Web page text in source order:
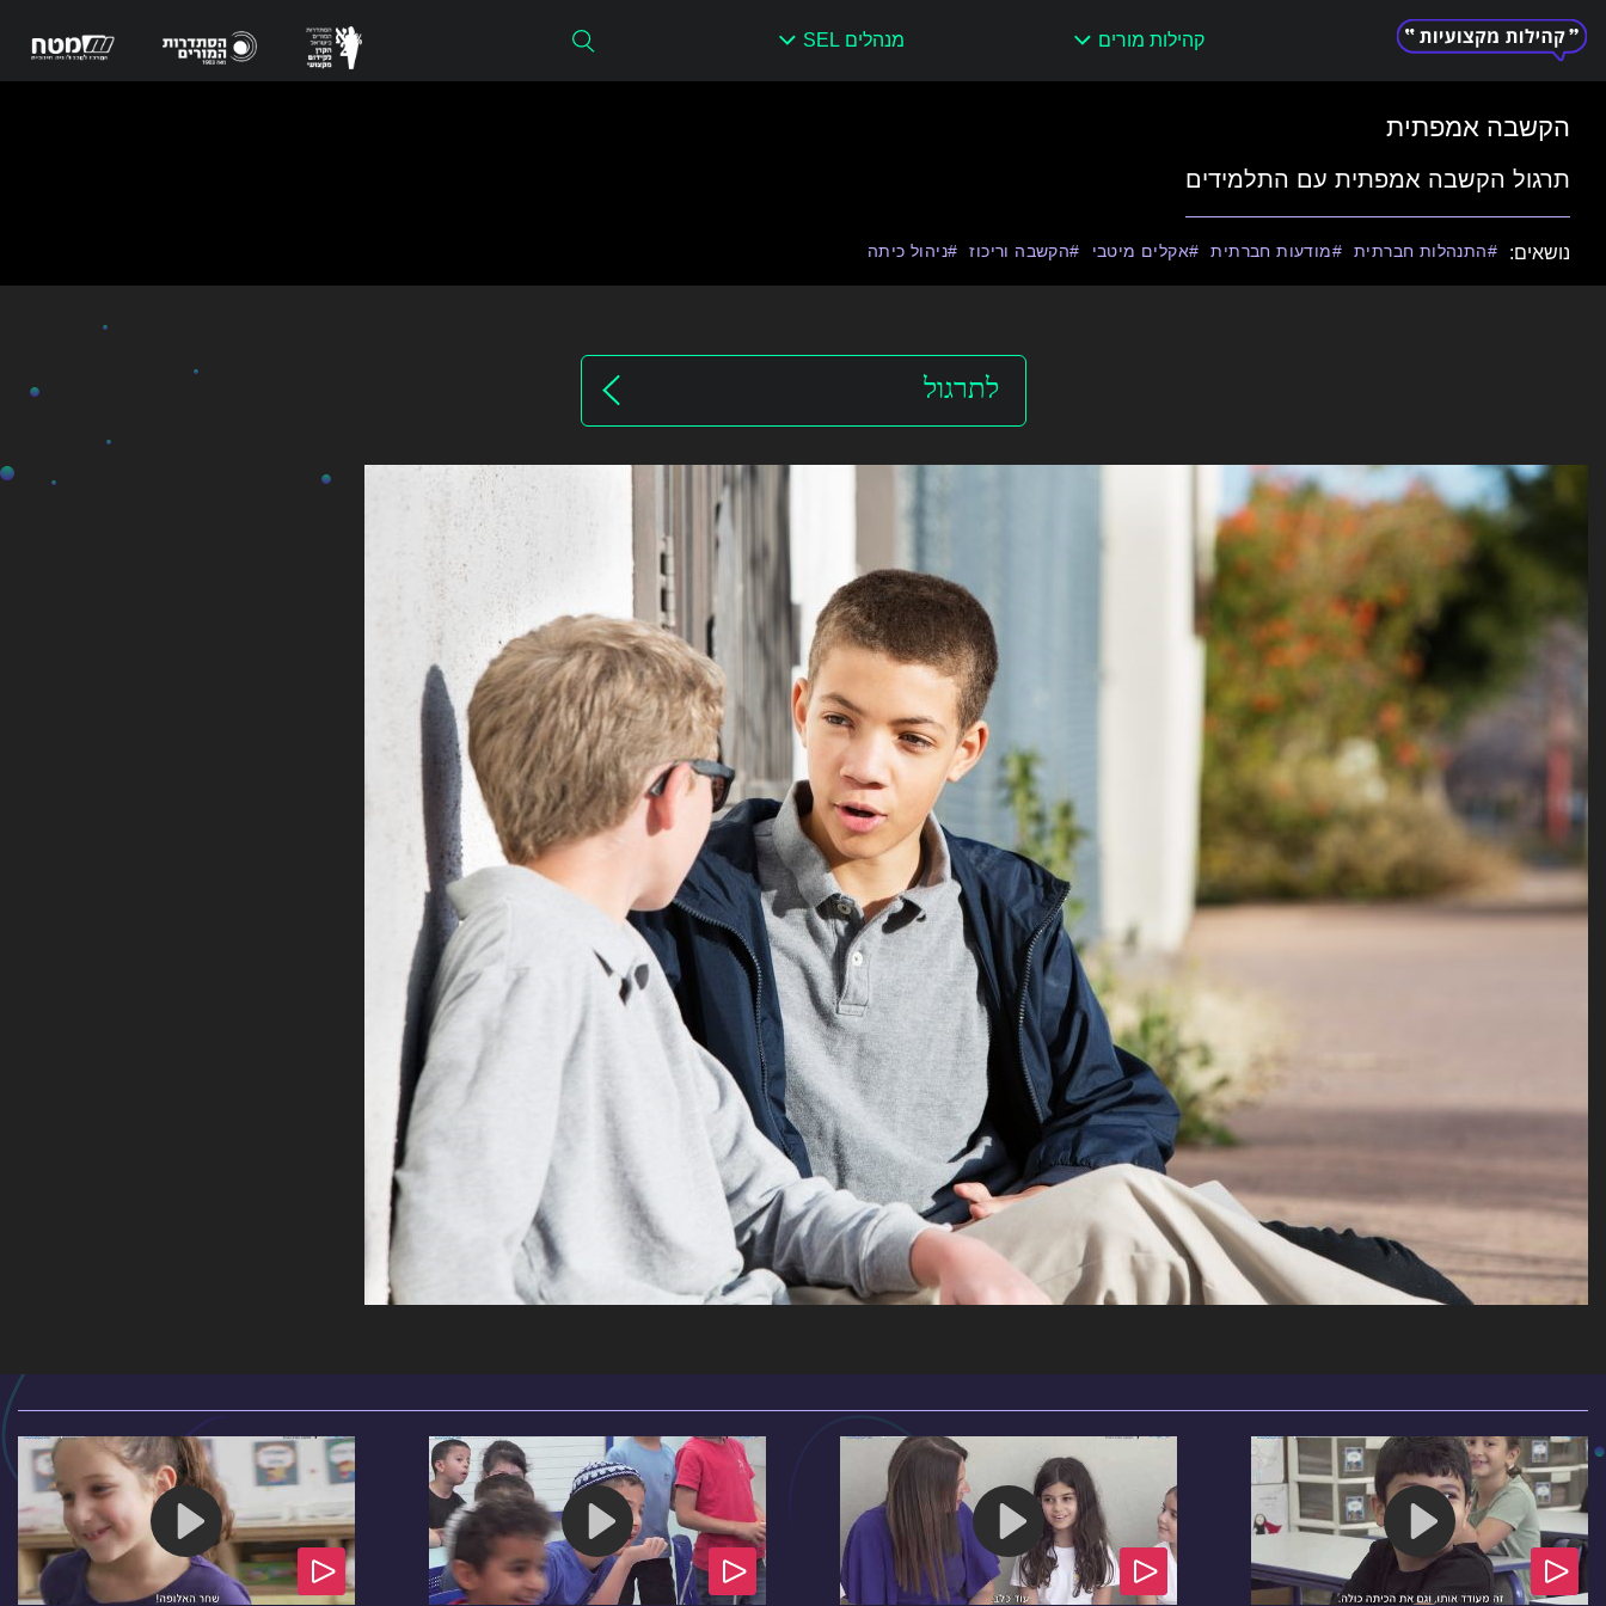
קהילות מורים מנהלים SEL
for:
הקשבה אמפתית
תרגול הקשבה אמפתית עם התלמידים
נושאים: התנהלות חברתית מודעות חברתית אקלים מיטבי הקשבה וריכוז ניהול כיתה
לתרגול